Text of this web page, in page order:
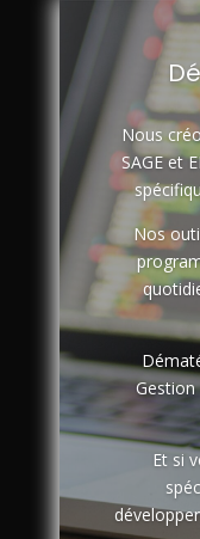
Nous
SAGE et
Nos
Et si